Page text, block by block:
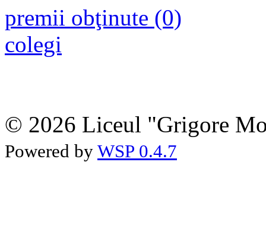
premii obţinute (0)
colegi
© 2026 Liceul "Grigore
Powered by WSP 0.4.7